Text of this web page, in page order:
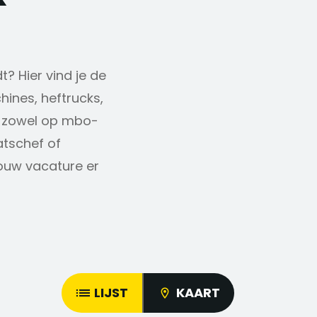
Hier vind je de
heftrucks,
op mbo-
of
vacature er
LIJST KAART